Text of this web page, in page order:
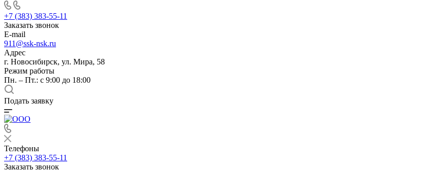
+7 (383) 383-55-11
Заказать звонок
E-mail
911@ssk-nsk.ru
Адрес
г. Новосибирск, ул. Мира, 58
Режим работы
Пн. – Пт.: с 9:00 до 18:00
Подать заявку
Телефоны
+7 (383) 383-55-11
Заказать звонок